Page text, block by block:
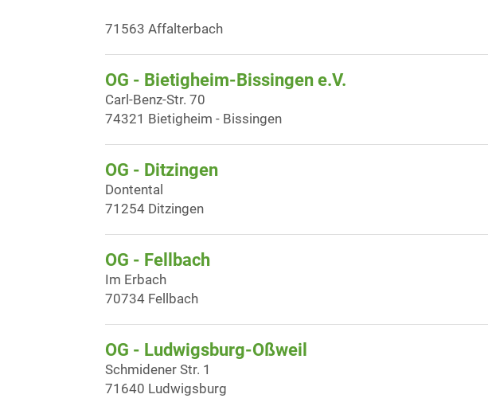
71563 Affalterbach
OG - Bietigheim-Bissingen e.V.
Carl-Benz-Str. 70
74321 Bietigheim - Bissingen
OG - Ditzingen
Dontental
71254 Ditzingen
OG - Fellbach
Im Erbach
70734 Fellbach
OG - Ludwigsburg-Oßweil
Schmidener Str. 1
71640 Ludwigsburg